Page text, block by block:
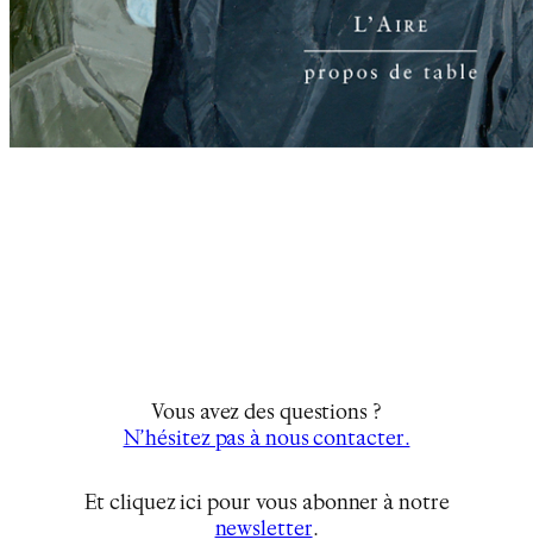
Vous avez des questions ?
N’hésitez pas à nous contacter.
Et cliquez ici pour vous abonner à notre
newsletter…